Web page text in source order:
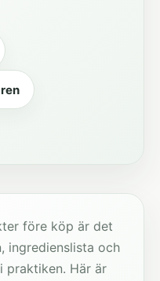
före köp är det
ingredienslista och
praktiken. Här är